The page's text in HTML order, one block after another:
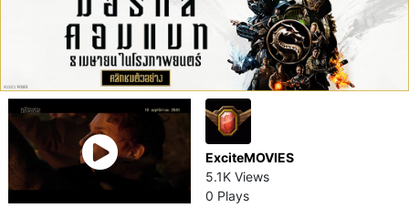
ExciteMOVIES
5.1K Views
0 Plays